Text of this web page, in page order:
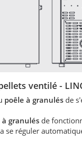
ventilé -
poêle à granulés de
à granulés de
se réguler